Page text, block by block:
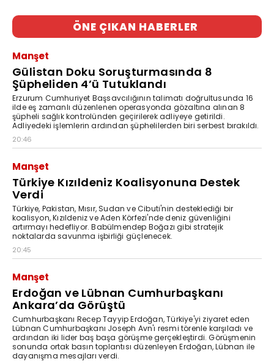
ÖNE ÇIKAN HABERLER
Manşet
Gülistan Doku Soruşturmasında 8
Şüpheliden 4’ü Tutuklandı
Erzurum Cumhuriyet Başsavcılığının talimatı doğrultusunda 16
ilde eş zamanlı düzenlenen operasyonda gözaltına alınan 8
şüpheli sağlık kontrolünden geçirilerek adliyeye getirildi.
Adliyedeki işlemlerin ardından şüphelilerden biri serbest bırakıldı.
20:46
Manşet
Türkiye Kızıldeniz Koalisyonuna Destek
Verdi
Türkiye, Pakistan, Mısır, Sudan ve Cibuti'nin desteklediği bir
koalisyon, Kızıldeniz ve Aden Körfezi'nde deniz güvenliğini
artırmayı hedefliyor. Babülmendep Boğazı gibi stratejik
noktalarda savunma işbirliği güçlenecek.
20:45
Manşet
Erdoğan ve Lübnan Cumhurbaşkanı
Ankara’da Görüştü
Cumhurbaşkanı Recep Tayyip Erdoğan, Türkiye'yi ziyaret eden
Lübnan Cumhurbaşkanı Joseph Avn'ı resmi törenle karşıladı ve
ardından iki lider baş başa görüşme gerçekleştirdi. Görüşmenin
sonunda ortak basın toplantısı düzenleyen Erdoğan, Lübnan ile
dayanışma mesajları verdi.